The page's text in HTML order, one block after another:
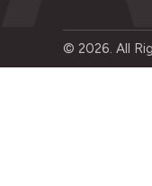
© 2026. All